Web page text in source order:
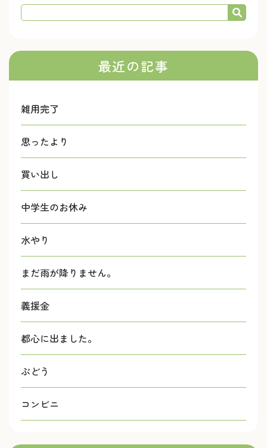
最近の記事
雑用完了
思ったより
買い出し
中学生のお休み
水やり
まだ雨が降りません。
義援金
都心に出ました。
ぶどう
コンビニ